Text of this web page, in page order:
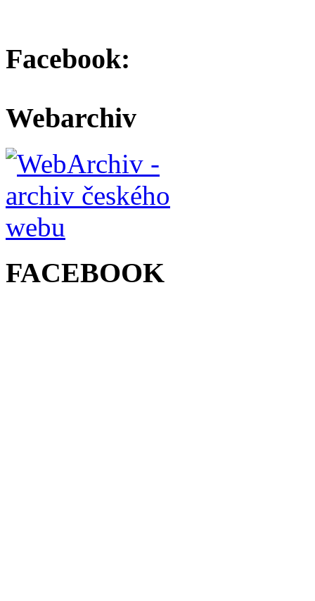
Facebook:
Webarchiv
FACEBOOK